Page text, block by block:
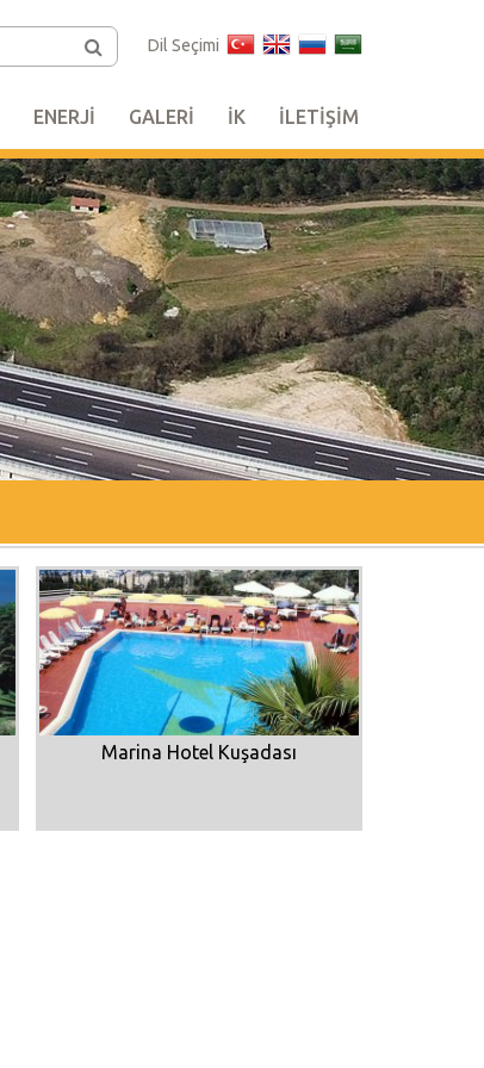
Dil Seçimi
ENERJİ GALERİ İK İLETİŞİM
Marina Hotel Kuşadası